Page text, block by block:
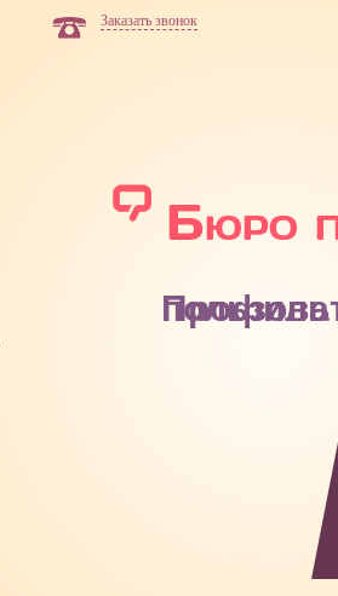
Заказать звонок
Профиль